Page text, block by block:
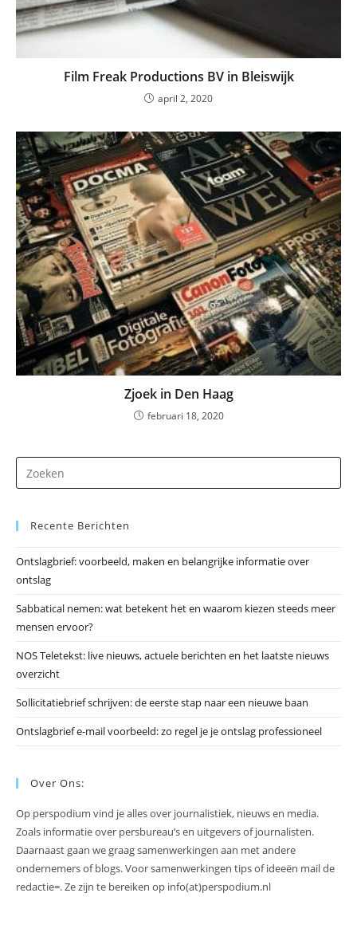
Film Freak Productions BV in Bleiswijk
april 2, 2020
Zjoek in Den Haag
februari 18, 2020
op
Recente Berichten
Ontslagbrief: voorbeeld, maken en belangrijke informatie over
ontslag
Sabbatical nemen: wat betekent het en waarom kiezen steeds meer
mensen ervoor?
NOS Teletekst: live nieuws, actuele berichten en het laatste nieuws
overzicht
Sollicitatiebrief schrijven: de eerste stap naar een nieuwe baan
Ontslagbrief e-mail voorbeeld: zo regel je je ontslag professioneel
Over Ons:
Op perspodium vind je alles over journalistiek, nieuws en media.
Zoals informatie over persbureau’s en uitgevers of journalisten.
Daarnaast gaan we graag samenwerkingen aan met andere
ondernemers of blogs. Voor samenwerkingen tips of ideeën mail de
redactie=. Ze zijn te bereiken op info(at)perspodium.nl